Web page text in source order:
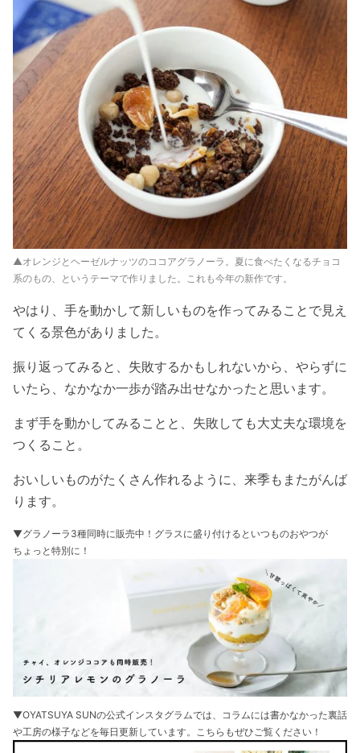
▲オレンジとヘーゼルナッツのココアグラノーラ。夏に食べたくなるチョコ
系のもの、というテーマで作りました。これも今年の新作です。
やはり、手を動かして新しいものを作ってみることで見え
てくる景色がありました。
振り返ってみると、失敗するかもしれないから、やらずに
いたら、なかなか一歩が踏み出せなかったと思います。
まず手を動かしてみることと、失敗しても大丈夫な環境を
つくること。
おいしいものがたくさん作れるように、来季もまたがんば
ります。
▼グラノーラ3種同時に販売中！グラスに盛り付けるといつものおやつが
ちょっと特別に！
▼OYATSUYA SUNの公式インスタグラムでは、コラムには書かなかった裏話
や工房の様子などを毎日更新しています。こちらもぜひご覧ください！